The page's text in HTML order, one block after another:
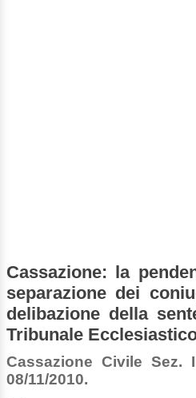
Cassazione: la
separazione dei
delibazione della
Tribunale
Cassazione Civile Sez.
08/11/2010.